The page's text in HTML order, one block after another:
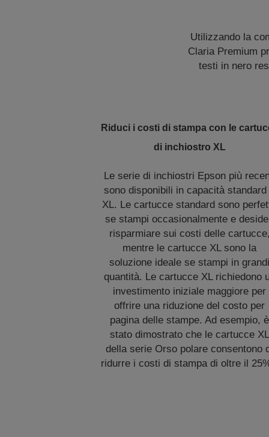
Utilizzando la
Claria Premium
testi in nero
Riduci i costi di stampa con le
di inchiostro XL
Le serie di inchiostri Epson più
sono disponibili in capacità standard
XL. Le cartucce standard sono
se stampi occasionalmente e
risparmiare sui costi delle
mentre le cartucce XL sono la
soluzione ideale se stampi in
quantità. Le cartucce XL richiedono
investimento iniziale maggiore per
offrire una riduzione del costo per
pagina delle stampe. Ad esempio, è
stato dimostrato che le cartucce XL
della serie Orso polare consentono
ridurre i costi di stampa di oltre il